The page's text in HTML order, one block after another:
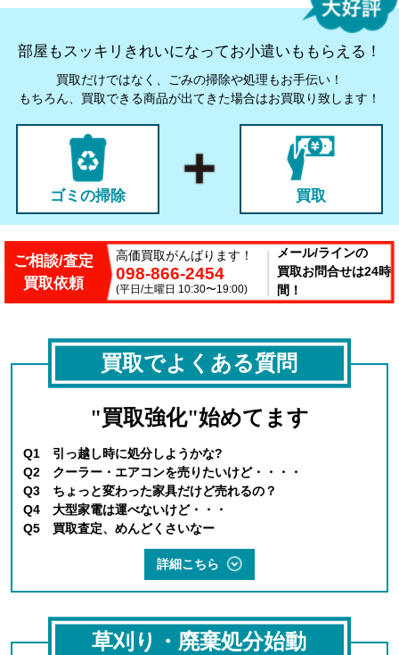
部屋もスッキリきれいになってお小遣いももらえる！
買取だけではなく、ごみの掃除や処理もお手伝い！
もちろん、買取できる商品が出てきた場合はお買取り致します！
ゴミの掃除 買取
ご相談/査定
買取依頼
高価買取がんばります！
098-866-2454
(平日/土曜日 10:30〜19:00)
メール/ラインの
買取お問合せは24時
間！
買取でよくある質問
"買取強化"始めてます
Q1 引っ越し時に処分しようかな?
Q2 クーラー・エアコンを売りたいけど・・・・
Q3 ちょっと変わった家具だけど売れるの？
Q4 大型家電は運べないけど・・・
Q5 買取査定、めんどくさいなー
詳細こちら
草刈り・廃棄処分始動